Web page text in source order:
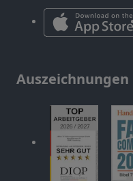
Auszeichnungen